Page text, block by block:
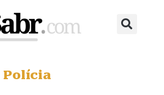
Polícia